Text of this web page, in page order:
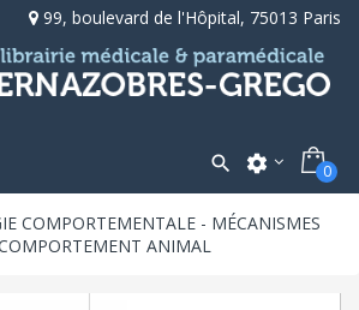
99, boulevard de l'Hôpital, 75013 Paris
 settings 0
COMPORTEMENTALE - MÉCANISMES
ANIMAL